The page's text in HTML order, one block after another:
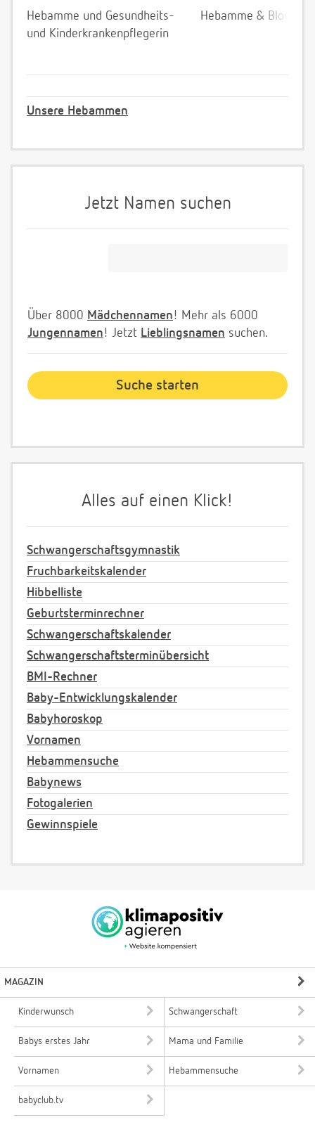
Hebamme und Gesundheits-
und Kinderkrankenpflegerin
Hebamme &
Unsere Hebammen
Jetzt Namen suchen
Über 8000 Mädchennamen! Mehr als 6000
Jungennamen! Jetzt Lieblingsnamen suchen.
Alles auf einen Klick!
Schwangerschaftsgymnastik
Fruchbarkeitskalender
Hibbelliste
Geburtsterminrechner
Schwangerschaftskalender
Schwangerschaftsterminübersicht
BMI-Rechner
Baby-Entwicklungskalender
Babyhoroskop
Vornamen
Hebammensuche
Babynews
Fotogalerien
Gewinnspiele
MAGAZIN
Kinderwunsch Schwangerschaft
Babys erstes Jahr Mama und Familie
Vornamen Hebammensuche
babyclub.tv